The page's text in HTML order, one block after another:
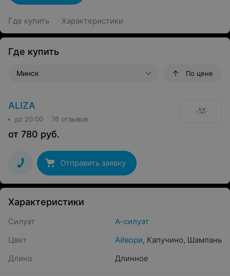
Где купить Характеристики
Где купить
Минск По цене
ALIZA
до 20:00 76 отзывов
от 780 руб.
Отправить заявку
Характеристики
Силуэт
А-силуэт
Цвет
Айвори, Капучино, Шампань
Длина
Длинное